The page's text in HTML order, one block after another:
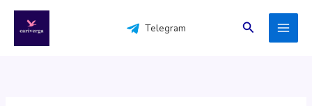
содержимому
Telegram Поиск